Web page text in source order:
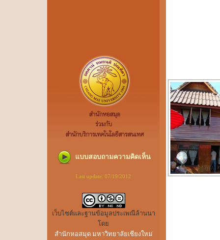
แบบสอบถามความคิดเห็น
Last update: 07/19/2012
เว็บไซต์และฐานข้อมูลประเพณีล้านนา
โดย
สำนักหอสมุด มหาวิทยาลัยเชียงใหม่